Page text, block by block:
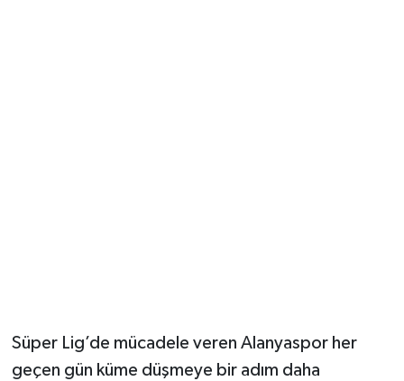
Süper Lig’de mücadele veren Alanyaspor her
geçen gün küme düşmeye bir adım daha